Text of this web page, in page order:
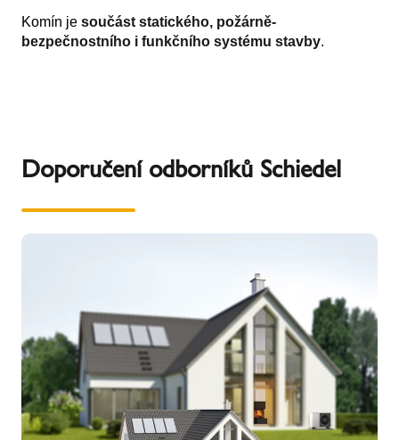
Komín je součást statického, požárně-
bezpečnostního i funkčního systému stavby.
Doporučení odborníků Schiedel